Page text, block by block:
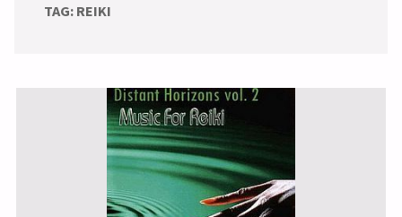
TAG: REIKI